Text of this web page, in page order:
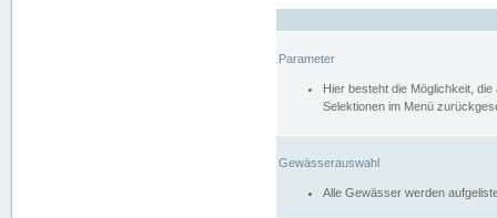
Parameter
Hier besteht die Möglichkeit,
Selektionen im Menü
Gewässerauswahl
Alle Gewässer werden